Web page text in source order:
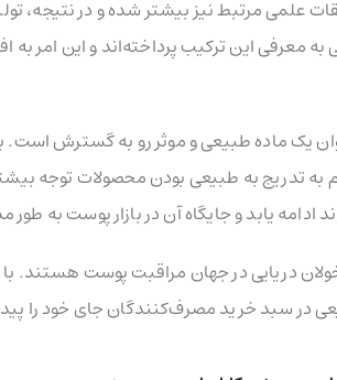
علمی مرتبط نیز بیشتر شده و در نتیجه،
به معرفی این ترکیب پرداخته‌اند و این
یک ماده طبیعی و موثر رو به گسترش
به تدریج به طبیعی بودن محصولات توجه
ادامه یابد و جایگاه آن در بازار پوست به
دریایی در جهان مراقبت پوست هستند.
در سبد خرید مصرف‌کنندگان جای خود را